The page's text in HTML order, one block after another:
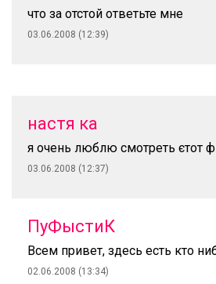
что за отстой ответьте мне
03.06.2008 (12:39)
настя ка
я очень люблю смотреть єтот
03.06.2008 (12:37)
ПуФыстиК
Всем привет, здесь есть кто
02.06.2008 (13:34)